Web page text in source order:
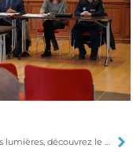
Fêtes des lumières, découvrez le programme de l’édition 2023